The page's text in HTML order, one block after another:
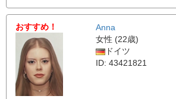
おすすめ！
Anna
女性 (22歳)
ドイツ
ID: 43421821